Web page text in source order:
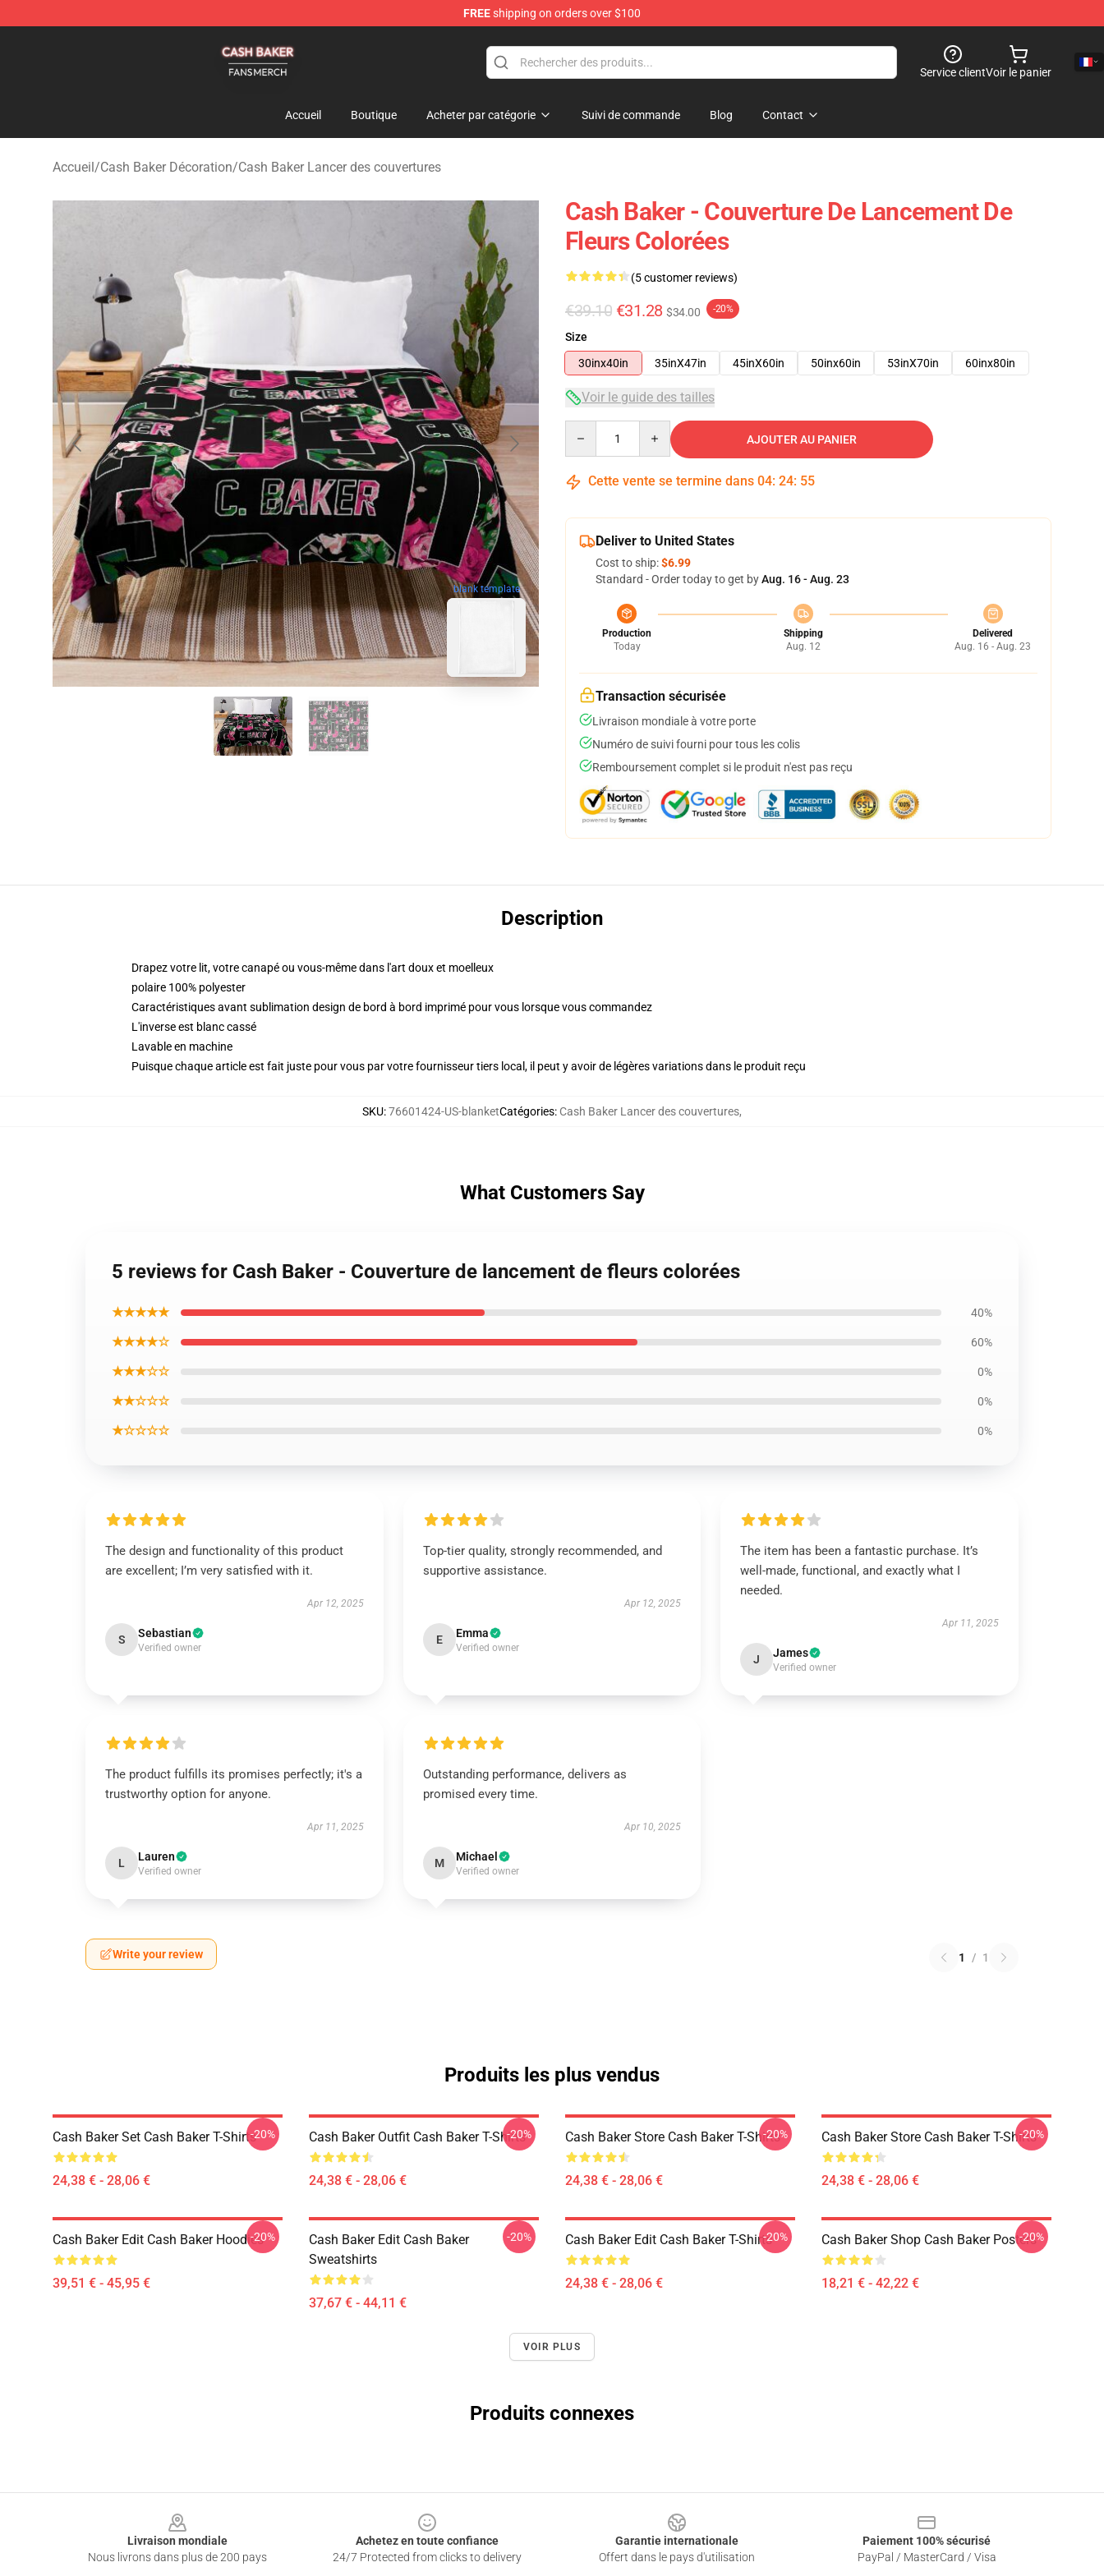
FREEshipping on orders over $100
Service clientVoir le panier
Accueil Boutique Acheter par catégorie Suivi de commande Blog Contact
Accueil/Cash Baker Décoration/Cash Baker Lancer des couvertures
blank template
Cash Baker - Couverture De Lancement De
Fleurs Colorées
(5 customer reviews)
€39.10 €31.28 $34.00 -20%
Size
30inx40in
35inX47in 45inX60in 50inx60in 53inX70in 60inx80in
Voir le guide des tailles
AJOUTER AU PANIER
Cette vente se termine dans 04: 24: 54
Deliver to United States
Cost to ship:$6.99
Standard - Order today to get byAug. 16 - Aug. 23
Production
Today
Shipping
Aug. 12
Delivered
Aug. 16 - Aug. 23
Transaction sécurisée
Livraison mondiale à votre porte
Numéro de suivi fourni pour tous les colis
Remboursement complet si le produit n'est pas reçu
Description
Drapez votre lit, votre canapé ou vous-même dans l'art doux et moelleux
polaire 100% polyester
Caractéristiques avant sublimation design de bord à bord imprimé pour vous lorsque vous commandez
L'inverse est blanc cassé
Lavable en machine
Puisque chaque article est fait juste pour vous par votre fournisseur tiers local, il peut y avoir de légères variations dans le produit reçu
SKU:76601424-US-blanketCatégories: Cash Baker Lancer des couvertures,
What Customers Say
5 reviews for Cash Baker - Couverture de lancement de fleurs colorées
★★★★★ 40%
★★★★☆ 60%
★★★☆☆ 0%
★★☆☆☆ 0%
★☆☆☆☆ 0%
The design and functionality of this product
are excellent; I’m very satisfied with it.
Apr 12, 2025
S Sebastian
Verified owner
Top-tier quality, strongly recommended, and
supportive assistance.
Apr 12, 2025
E Emma
Verified owner
The item has been a fantastic purchase. It’s
well-made, functional, and exactly what I
needed.
Apr 11, 2025
J James
Verified owner
The product fulfills its promises perfectly; it's a
trustworthy option for anyone.
Apr 11, 2025
L Lauren
Verified owner
Outstanding performance, delivers as
promised every time.
Apr 10, 2025
M Michael
Verified owner
Write your review 1 / 1
Produits les plus vendus
Cash Baker Set Cash Baker T-Shirts
24,38 € - 28,06 €
-20% Cash Baker Outfit Cash Baker T-Shirts
24,38 € - 28,06 €
-20% Cash Baker Store Cash Baker T-Shirts
24,38 € - 28,06 €
-20% Cash Baker Store Cash Baker T-Shirts
24,38 € - 28,06 €
-20%
Cash Baker Edit Cash Baker Hoodies
39,51 € - 45,95 €
-20%
Cash Baker Edit Cash Baker
Sweatshirts
37,67 € - 44,11 €
-20% Cash Baker Edit Cash Baker T-Shirts
24,38 € - 28,06 €
-20% Cash Baker Shop Cash Baker Posters
18,21 € - 42,22 €
-20%
VOIR PLUS
Produits connexes
Livraison mondiale
Nous livrons dans plus de 200 pays
Achetez en toute confiance
24/7 Protected from clicks to delivery
Garantie internationale
Offert dans le pays d'utilisation
Paiement 100% sécurisé
PayPal / MasterCard / Visa